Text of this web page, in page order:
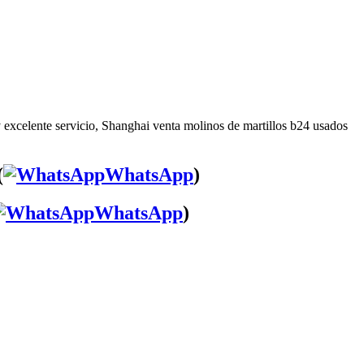
servicio, Shanghai venta molinos de martillos b24 usados
WhatsApp)
WhatsApp)